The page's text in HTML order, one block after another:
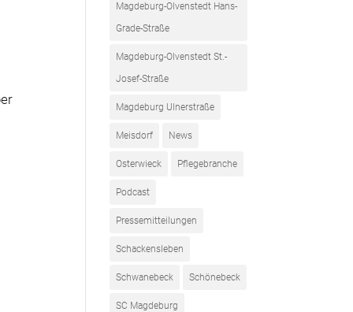
Magdeburg-Olvenstedt Hans-
Grade-Straße
Magdeburg-Olvenstedt St.-
Josef-Straße
Magdeburg Ulnerstraße
Meisdorf News
Osterwieck Pflegebranche
Podcast
Pressemitteilungen
Schackensleben
Schwanebeck Schönebeck
SC Magdeburg